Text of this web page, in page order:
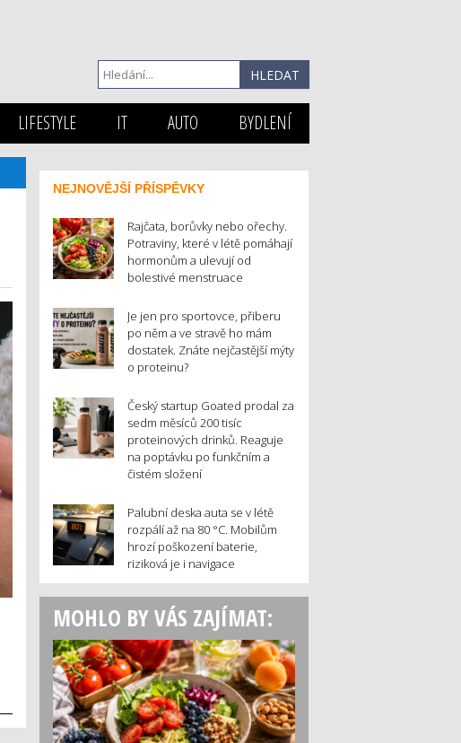
LIFESTYLE IT AUTO BYDLENÍ
NEJNOVĚJŠÍ PŘÍSPĚVKY
Rajčata, borůvky nebo ořechy.
Potraviny, které v létě pomáhají
hormonům a ulevují od
bolestivé menstruace
Je jen pro sportovce, přiberu
po něm a ve stravě ho mám
dostatek. Znáte nejčastější mýty
o proteinu?
Český startup Goated prodal za
sedm měsíců 200 tisíc
proteinových drinků. Reaguje
na poptávku po funkčním a
čistém složení
Palubní deska auta se v létě
rozpálí až na 80 °C. Mobilům
hrozí poškození baterie,
riziková je i navigace
MOHLO BY VÁS ZAJÍMAT: